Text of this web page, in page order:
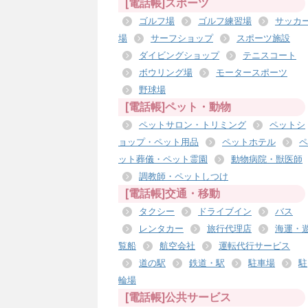
[電話帳]スポーツ
ゴルフ場 ゴルフ練習場
サッカ
場
サーフショップ
スポーツ施設
ダイビングショップ
テニスコート
ボウリング場
モータースポーツ
野球場
[電話帳]ペット・動物
ペットサロン・トリミング
ペットシ
ョップ・ペット用品
ペットホテル
ペ
ット葬儀・ペット霊園
動物病院・獣医師
調教師・ペットしつけ
[電話帳]交通・移動
タクシー ドライブイン
バス
レンタカー
旅行代理店
海運・
覧船
航空会社
運転代行サービス
道の駅
鉄道・駅 駐車場
駐
輪場
[電話帳]公共サービス